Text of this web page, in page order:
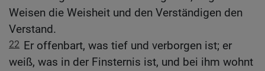
Weisen die Weisheit und den Verständigen den
Verstand.
22 Er offenbart, was tief und verborgen ist; er
weiß, was in der Finsternis ist, und bei ihm wohnt